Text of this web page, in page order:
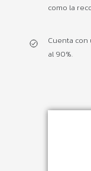
como la
Cuenta
al 90%.